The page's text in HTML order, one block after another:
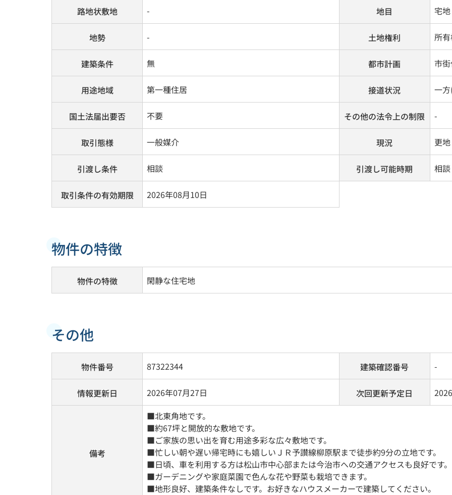
路地状敷地 - 地目 宅地
地勢 - 土地権利 所
建築条件 無 都市計画 市
用途地域 第一種住居 接道状況 一
国土法届出要否 不要 その他の法令上の制限 -
取引態様 一般媒介 現況 更地
引渡し条件 相談 引渡し可能時期 相談
取引条件の有効期限 2026年08月10日
物件の特徴
物件の特徴 閑静な住宅地
その他
物件番号 87322344 建築確認番号 -
情報更新日 2026年07月27日 次回更新予定日
備考
■北東角地です。
■約67坪と開放的な敷地です。
■ご家族の思い出を育む用途多彩な広々敷地です。
■忙しい朝や遅い帰宅時にも嬉しいＪＲ予讃線柳原駅まで徒歩約9分の立地です。
■日頃、車を利用する方は松山市中心部または今治市への交通アクセスも良好です。
■ガーデニングや家庭菜園で色んな花や野菜も栽培できます。
■地形良好、建築条件なしです。お好きなハウスメーカーで建築してください。